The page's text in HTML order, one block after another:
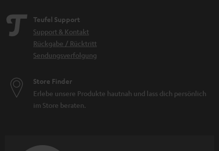
Teufel Support
Support & Kontakt
Rückgabe / Rücktritt
Sendungsverfolgung
Store Finder
Erlebe unsere Produkte hautnah und lass dich persönlich
im Store beraten.